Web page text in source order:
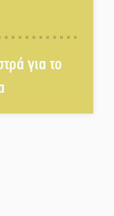
χρονιά στο
για το